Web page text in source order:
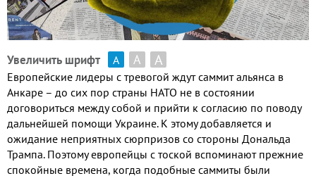
Увеличить шрифт А А А
Европейские лидеры с тревогой ждут саммит альянса в
Анкаре – до сих пор страны НАТО не в состоянии
договориться между собой и прийти к согласию по поводу
дальнейшей помощи Украине. К этому добавляется и
ожидание неприятных сюрпризов со стороны Дональда
Трампа. Поэтому европейцы с тоской вспоминают прежние
спокойные времена, когда подобные саммиты были